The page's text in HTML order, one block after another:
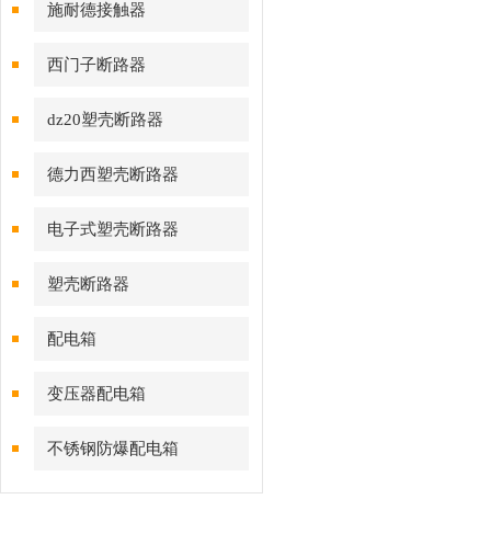
施耐德接触器
西门子断路器
dz20塑壳断路器
德力西塑壳断路器
电子式塑壳断路器
塑壳断路器
配电箱
变压器配电箱
不锈钢防爆配电箱